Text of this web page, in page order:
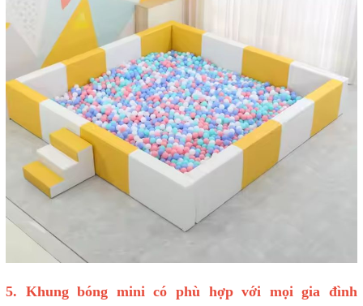
5. Khung bóng mini có phù hợp với mọi gia đình